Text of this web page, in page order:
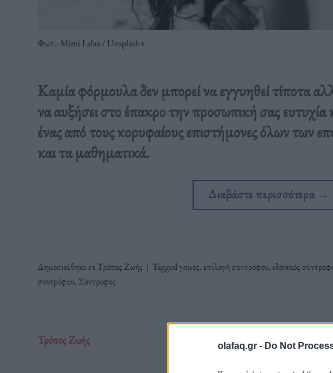
olafaq.gr - Do Not
Φωτ.: Mimi Lalaa / Unsplash+
Καμία φόρμουλα δεν μπορεί να εγγυηθεί τίποτα
να αυξήσει στο έπακρο την προσωπική σας
ένας από τους κορυφαίους επιστήμονες όλων των
και τα μαθηματικά.
Διαβάστε περισσότερα →
Δημοσιεύθηκε σεΤρόπος Ζωής | Taggedγαμος, επιλογή συντρόφου, ιδανικός
συντρόφου, Σύντροφος
Τρόπος Ζωής